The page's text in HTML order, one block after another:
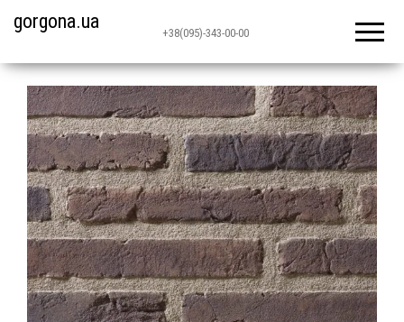
gorgona.ua
+38(095)-343-00-00